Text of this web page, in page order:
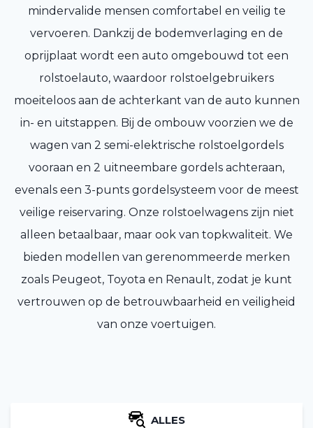
mindervalide mensen comfortabel en veilig te
vervoeren. Dankzij de bodemverlaging en de
oprijplaat wordt een auto omgebouwd tot een
rolstoelauto, waardoor rolstoelgebruikers
moeiteloos aan de achterkant van de auto kunnen
in- en uitstappen. Bij de ombouw voorzien we de
wagen van 2 semi-elektrische rolstoelgordels
vooraan en 2 uitneembare gordels achteraan,
evenals een 3-punts gordelsysteem voor de meest
veilige reiservaring. Onze rolstoelwagens zijn niet
alleen betaalbaar, maar ook van topkwaliteit. We
bieden modellen van gerenommeerde merken
zoals Peugeot, Toyota en Renault, zodat je kunt
vertrouwen op de betrouwbaarheid en veiligheid
van onze voertuigen.
ALLES